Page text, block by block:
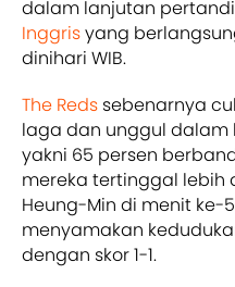
dalam lanjutan
Inggrisyang
dinihari WIB.
The Reds sebenarnya
laga dan unggul
yakni 65 persen
mereka tertinggal lebih
Heung-Min di menit ke-
menyamakan
dengan skor 1-1.